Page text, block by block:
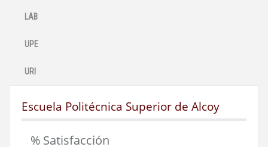
LAB
UPE
URI
Escuela Politécnica Superior de Alcoy
% Satisfacción